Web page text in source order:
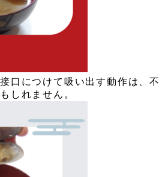
口につけて吸い出す動作は、不
しれません。